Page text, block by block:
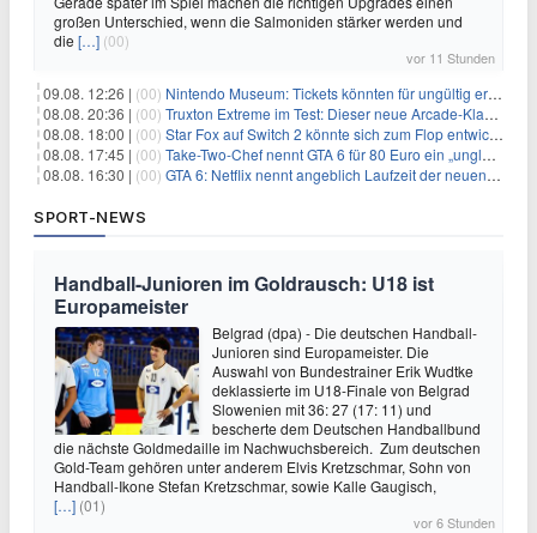
großen Unterschied, wenn die Salmoniden stärker werden und
die […] (00)
vor 11 Stunden
09.08. 12:26 | (00) Nintendo Museum: Tickets könnten für ungültig erklärt werden!
08.08. 20:36 | (00) Truxton Extreme im Test: Dieser neue Arcade-Klassiker verzeiht dir gar nichts
08.08. 18:00 | (00) Star Fox auf Switch 2 könnte sich zum Flop entwickeln
08.08. 17:45 | (00) Take-Two-Chef nennt GTA 6 für 80 Euro ein „unglaubliches Schnäppchen“
08.08. 16:30 | (00) GTA 6: Netflix nennt angeblich Laufzeit der neuen Gameplay-Präsentation
SPORT-NEWS
Handball-Junioren im Goldrausch: U18 ist
Europameister
Belgrad (dpa) - Die deutschen Handball-
Junioren sind Europameister. Die
Auswahl von Bundestrainer Erik Wudtke
deklassierte im U18-Finale von Belgrad
Slowenien mit 36: 27 (17: 11) und
bescherte dem Deutschen Handballbund
die nächste Goldmedaille im Nachwuchsbereich. Zum deutschen
Gold-Team gehören unter anderem Elvis Kretzschmar, Sohn von
Handball-Ikone Stefan Kretzschmar, sowie Kalle Gaugisch,
[…] (01)
vor 6 Stunden